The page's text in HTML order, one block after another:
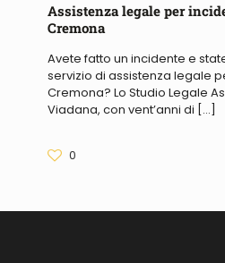
Assistenza legale per
Cremona
Avete fatto un incidente e
servizio di assistenza legale
Cremona? Lo Studio Legale
Viadana, con vent’anni di […]
0